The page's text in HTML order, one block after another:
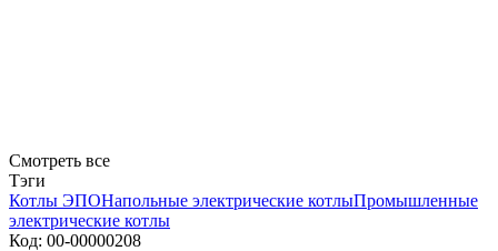
Смотреть все
Тэги
Котлы ЭПОНапольные электрические котлыПромышленные
электрические котлы
Код: 00-00000208